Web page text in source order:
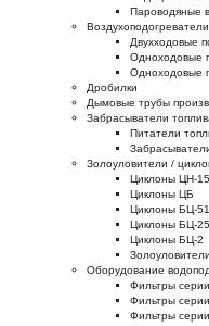
Пароводяные
Двухходовые
Одноходовые
Одноходовые
Дробилки
Дымовые трубы
Забрасыватели
Питатели
Золоуловители /
Циклоны ЦН-15
Циклоны ЦБ
Циклоны БЦ-
Циклоны БЦ-
Циклоны БЦ-2
Оборудование
Фильтры
Фильтры
Фильтры